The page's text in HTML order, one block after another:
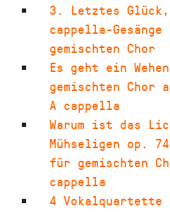
3. Letztes Glück,
cappella-
gemischten Chor
Es geht ein
gemischten Chor
A cappella
Warum ist das
Mühseligen op.
für gemischten
cappella
4 Vokalquartette